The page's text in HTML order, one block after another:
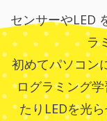
センサーやLED
ラ
初めてパソコン
ログラミング
たりLEDを光